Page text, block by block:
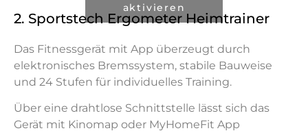
aktivieren
2. Sportstech Ergometer Heimtrainer
Das Fitnessgerät mit App überzeugt durch
elektronisches Bremssystem, stabile Bauweise
und 24 Stufen für individuelles Training.
Über eine drahtlose Schnittstelle lässt sich das
Gerät mit Kinomap oder MyHomeFit App